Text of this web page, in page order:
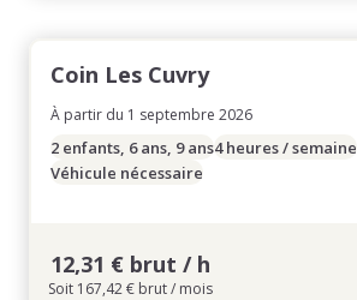
Coin Les Cuvry
À partir du 1 septembre 2026
2 enfants, 6 ans, 9 ans4 heures / semaine
Véhicule nécessaire
12,31 € brut / h
Soit 167,42 € brut / mois